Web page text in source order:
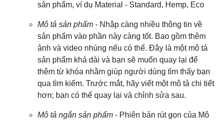
sản phẩm, ví dụ Material - Standard, Hemp, Eco
Mô tả sản phẩm - Nhập càng nhiều thông tin về
sản phẩm vào phần này càng tốt. Bao gồm thêm
ảnh và video nhúng nếu có thể. Đây là một mô tả
sản phẩm khá dài và bạn sẽ muốn quay lại để
thêm từ khóa nhằm giúp người dùng tìm thấy bạn
qua tìm kiếm. Trước mắt, hãy viết một mô tả chi tiết
hơn; bạn có thể quay lại và chỉnh sửa sau.
Mô tả ngắn sản phẩm - Phiên bản rút gọn của Mô